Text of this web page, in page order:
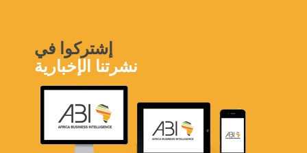
إشتركوا في
نشرتنا الإخبارية